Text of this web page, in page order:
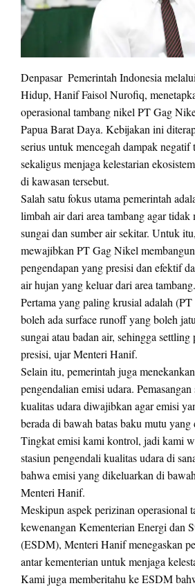
Denpasar  Pemerintah Indonesia
Hidup, Hanif Faisol Nurofiq,
operasional tambang nikel PT Gag
Papua Barat Daya. Kebijakan ini
serius untuk mencegah dampak
sekaligus menjaga kelestarian
di kawasan tersebut.
Salah satu fokus utama pemerintah
limbah air dari area tambang agar tidak
sungai dan sumber air sekitar. Untuk
mewajibkan PT Gag Nikel
pengendapan yang presisi dan efektif
air hujan yang keluar dari area tambang.
Pertama yang paling krusial adalah
boleh ada surface runoff yang boleh
sungai atau badan air, sehingga
presisi, ujar Menteri Hanif.
Selain itu, pemerintah juga
pengendalian emisi udara.
kualitas udara diwajibkan agar emisi
berada di bawah batas baku mutu yang
Tingkat emisi kami kontrol, jadi kami
stasiun pengendali kualitas udara di
bahwa emisi yang dikeluarkan di
Menteri Hanif.
Meskipun aspek perizinan operasional
kewenangan Kementerian Energi dan
(ESDM), Menteri Hanif menegaskan
antar kementerian untuk menjaga
Kami juga memberitahu ke ESDM